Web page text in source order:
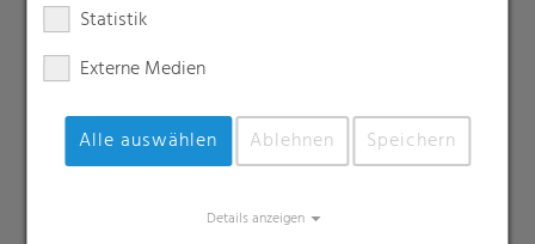
Statistik
Externe Medien
Alle auswählen Ablehnen Speichern
Details anzeigen
Papierähnliche Folien
Schrumpffolien & Stretchhauben
Technische Folien
Ernteverfrühungsfolien